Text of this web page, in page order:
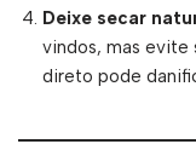
Deixe secar
vindos, mas evite
direto pode